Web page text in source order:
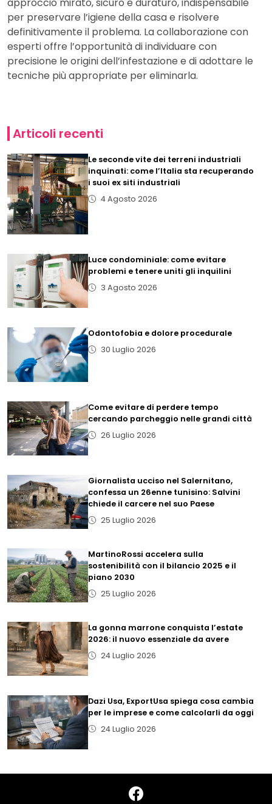
per preservare l’igiene della casa e risolvere
definitivamente il problema. La collaborazione con
esperti offre l’opportunità di individuare con
precisione le origini dell’infestazione e di adottare le
tecniche più appropriate per eliminarla.
Articoli recenti
Le seconde vite dei terreni industriali
inquinati: come l’Italia sta recuperando
i suoi ex siti industriali
4 Agosto 2026
Luce condominiale: come evitare
problemi e tenere uniti gli inquilini
3 Agosto 2026
Odontofobia e dolore procedurale
30 Luglio 2026
Come evitare di perdere tempo
cercando parcheggio nelle grandi città
26 Luglio 2026
Giornalista ucciso nel Salernitano,
confessa un 26enne tunisino: Salvini
chiede il carcere nel suo Paese
25 Luglio 2026
MartinoRossi accelera sulla
sostenibilità con il bilancio 2025 e il
piano 2030
25 Luglio 2026
La gonna marrone conquista l’estate
2026: il nuovo essenziale da avere
24 Luglio 2026
Dazi Usa, ExportUsa spiega cosa cambia
per le imprese e come calcolarli da oggi
24 Luglio 2026